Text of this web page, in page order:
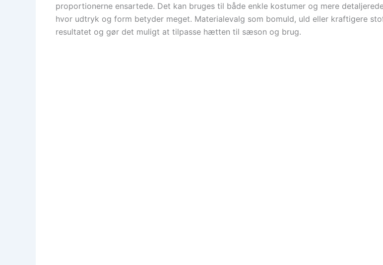
proportionerne ensartede. Det kan bruges til både enkle kostumer og mere
hvor udtryk og form betyder meget. Materialevalg som bomuld, uld eller kraftigere
resultatet og gør det muligt at tilpasse hætten til sæson og brug.